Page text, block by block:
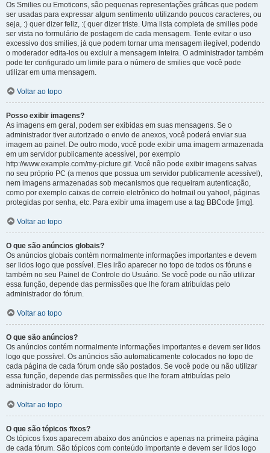
Os Smilies ou Emoticons, são pequenas representações gráficas que podem
ser usadas para expressar algum sentimento utilizando poucos caracteres, ou
seja, :) quer dizer feliz, :( quer dizer triste. Uma lista completa de smilies pode
ser vista no formulário de postagem de cada mensagem. Tente evitar o uso
excessivo dos smilies, já que podem tornar uma mensagem ilegível, podendo
o moderador edita-los ou excluir a mensagem inteira. O administrador também
pode ter configurado um limite para o número de smilies que você pode
utilizar em uma mensagem.
Voltar ao topo
Posso exibir imagens?
As imagens em geral, podem ser exibidas em suas mensagens. Se o
administrador tiver autorizado o envio de anexos, você poderá enviar sua
imagem ao painel. De outro modo, você pode exibir uma imagem armazenada
em um servidor publicamente acessível, por exemplo
http://www.example.com/my-picture.gif. Você não pode exibir imagens salvas
no seu próprio PC (a menos que possua um servidor publicamente acessível),
nem imagens armazenadas sob mecanismos que requeiram autenticação,
como por exemplo caixas de correio eletrônico do hotmail ou yahoo!, páginas
protegidas por senha, etc. Para exibir uma imagem use a tag BBCode [img].
Voltar ao topo
O que são anúncios globais?
Os anúncios globais contém normalmente informações importantes e devem
ser lidos logo que possível. Eles irão aparecer no topo de todos os fóruns e
também no seu Painel de Controle do Usuário. Se você pode ou não utilizar
essa função, depende das permissões que lhe foram atribuídas pelo
administrador do fórum.
Voltar ao topo
O que são anúncios?
Os anúncios contém normalmente informações importantes e devem ser lidos
logo que possível. Os anúncios são automaticamente colocados no topo de
cada página de cada fórum onde são postados. Se você pode ou não utilizar
essa função, depende das permissões que lhe foram atribuídas pelo
administrador do fórum.
Voltar ao topo
O que são tópicos fixos?
Os tópicos fixos aparecem abaixo dos anúncios e apenas na primeira página
de cada fórum. São tópicos com conteúdo importante e devem ser lidos logo